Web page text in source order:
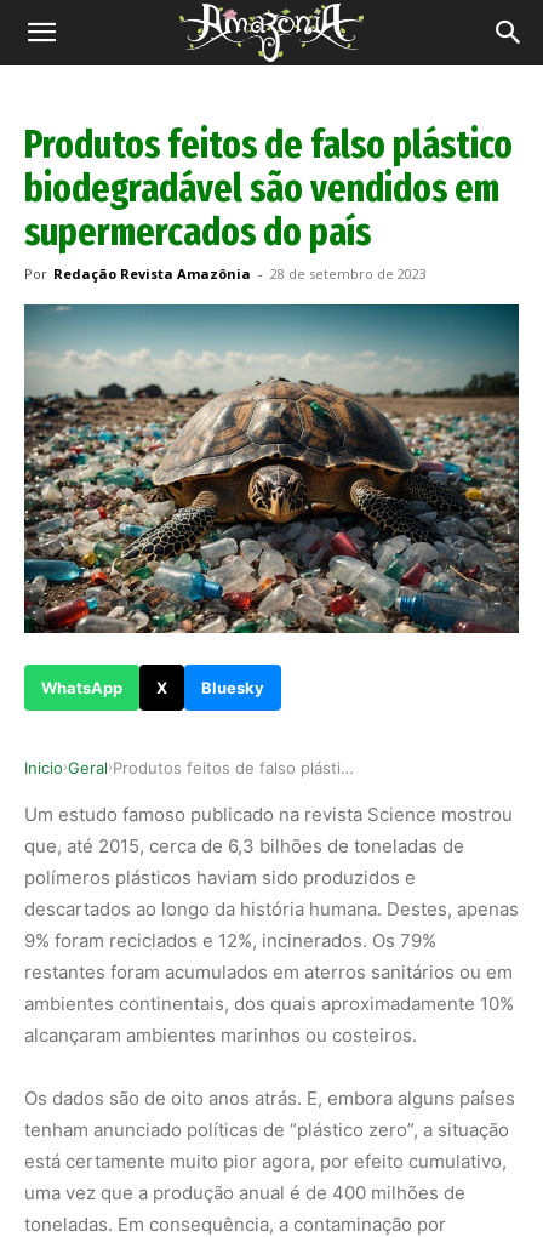
Revista
Produtos feitos de falso plástico
biodegradável são vendidos em
supermercados do país
Por Redação Revista Amazônia - 28 de setembro de 2023
WhatsApp X Bluesky
Inicio›Geral› Produtos feitos de falso plástico biodegradável…
Um estudo famoso publicado na revista Science mostrou
que, até 2015, cerca de 6,3 bilhões de toneladas de
polímeros plásticos haviam sido produzidos e
descartados ao longo da história humana. Destes, apenas
9% foram reciclados e 12%, incinerados. Os 79%
restantes foram acumulados em aterros sanitários ou em
ambientes continentais, dos quais aproximadamente 10%
alcançaram ambientes marinhos ou costeiros.
Os dados são de oito anos atrás. E, embora alguns países
tenham anunciado políticas de “plástico zero”, a situação
está certamente muito pior agora, por efeito cumulativo,
uma vez que a produção anual é de 400 milhões de
toneladas. Em consequência, a contaminação por